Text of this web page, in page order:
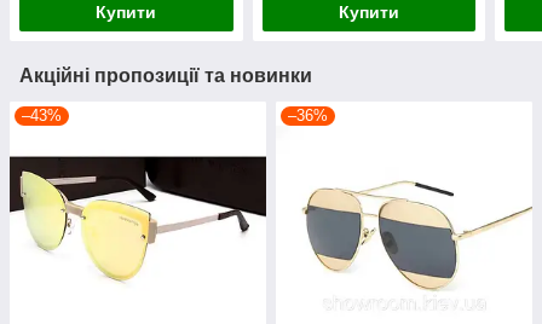
Купити Купити
Акційні пропозиції та новинки
–43% –36%